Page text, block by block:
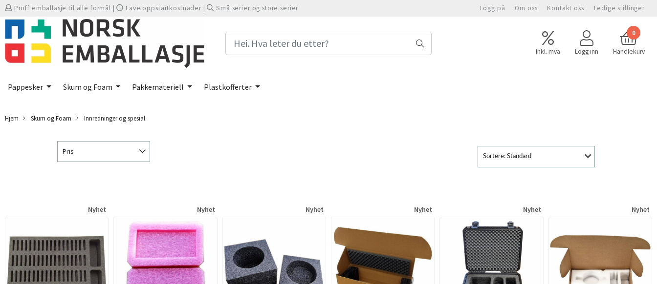
Proff emballasje til alle formål | Lave oppstartkostnader | Små serier og store serier Logg på Om oss Kontakt oss Ledige stillinger
Inkl. mva Logg inn
0
Handlekurv
Pappesker Skum og Foam Pakkemateriell Plastkofferter
Hjem Skum og Foam Innredninger og spesial
Pris
Sortere: Standard
Nyhet Nyhet Nyhet Nyhet Nyhet Nyhet